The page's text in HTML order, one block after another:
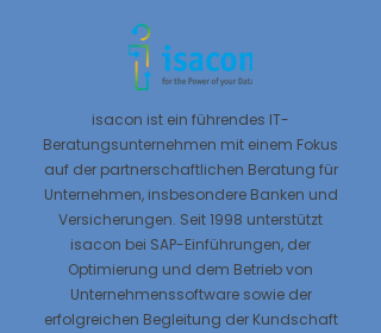
isacon ist ein führendes IT-
Beratungsunternehmen mit einem Fokus
auf der partnerschaftlichen Beratung für
Unternehmen, insbesondere Banken und
Versicherungen. Seit 1998 unterstützt
isacon bei SAP-Einführungen, der
Optimierung und dem Betrieb von
Unternehmenssoftware sowie der
erfolgreichen Begleitung der Kundschaft